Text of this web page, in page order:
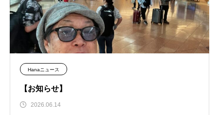
Hanaニュース
【お知らせ】
2026.06.14